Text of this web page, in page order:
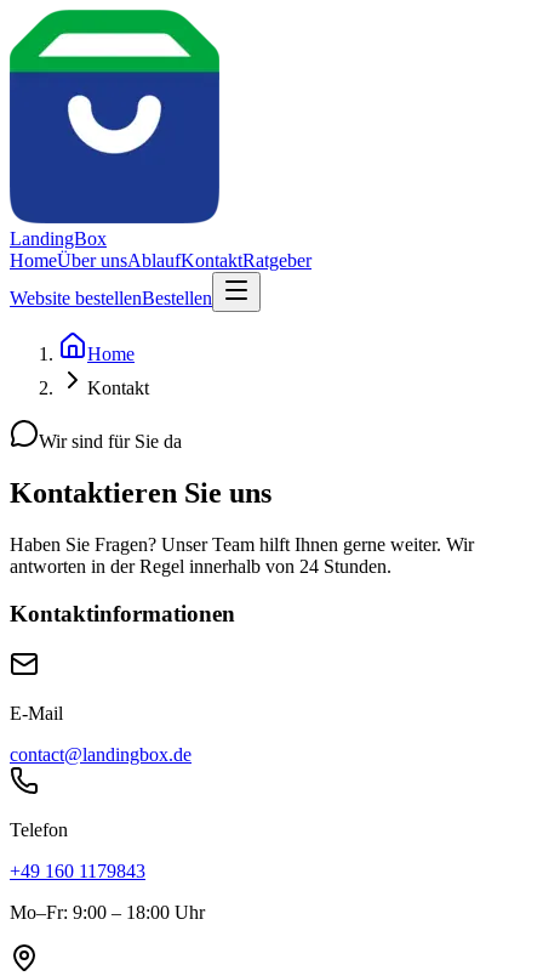
LandingBox
HomeÜber unsAblaufKontaktRatgeber
Website bestellenBestellen
Home
Kontakt
Wir sind für Sie da
Kontaktieren Sie uns
Haben Sie Fragen? Unser Team hilft Ihnen gerne weiter. Wir
antworten in der Regel innerhalb von 24 Stunden.
Kontaktinformationen
E-Mail
contact@landingbox.de
Telefon
+49 160 1179843
Mo–Fr: 9:00 – 18:00 Uhr